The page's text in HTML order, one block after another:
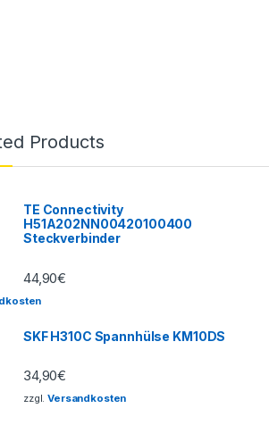
Products
TE Connectivity
H51A202NN00420100400
Steckverbinder
44,90€
SKF H310C Spannhülse KM10DS
34,90€
zzgl.Versandkosten